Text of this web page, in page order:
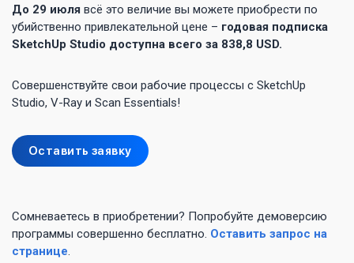
До 29 июля всё это величие вы можете приобрести по
убийственно привлекательной цене – годовая подписка
SketchUp Studio доступна всего за 838,8 USD.
Совершенствуйте свои рабочие процессы с SketchUp
Studio, V-Ray и Scan Essentials!
Оставить заявку
Сомневаетесь в приобретении? Попробуйте демоверсию
программы совершенно бесплатно. Оставить запрос на
странице.